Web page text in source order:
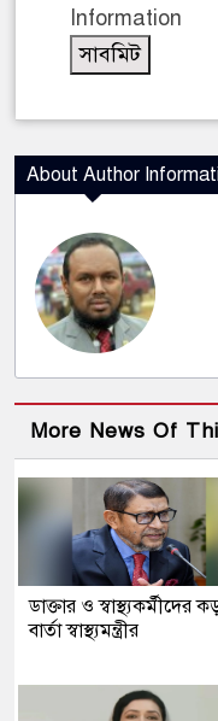
Information
About Author
More News Of
ডাক্তার ও স্বাস্থ্যকর্মীদের
বার্তা স্বাস্থ্যমন্ত্রীর